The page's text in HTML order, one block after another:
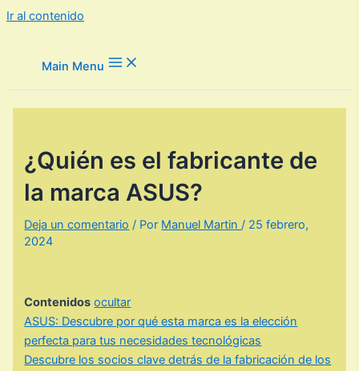
Ir al contenido
Main Menu
¿Quién es el fabricante de
la marca ASUS?
Deja un comentario / Por Manuel Martin/ 25 febrero,
2024
Contenidos ocultar
ASUS: Descubre por qué esta marca es la elección
perfecta para tus necesidades tecnológicas
Descubre los socios clave detrás de la fabricación de los